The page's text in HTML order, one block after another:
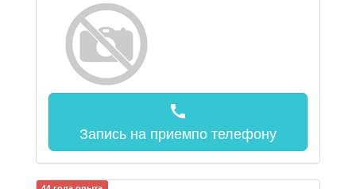
call
Запись на приемпо телефону